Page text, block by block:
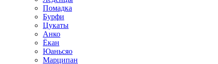
Помадка
Бурфи
Цукаты
Анко
Ёкан
Юаньсяо
Марципан